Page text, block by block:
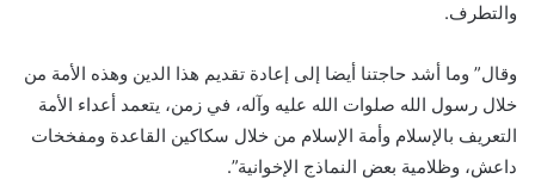
والتطرف.
وقال” وما أشد حاجتنا أيضا إلى إعادة تقديم هذا الدين وهذه الأمة من
خلال رسول الله صلوات الله عليه وآله، في زمن، يتعمد أعداء الأمة
التعريف بالإسلام وأمة الإسلام من خلال سكاكين القاعدة ومفخخات
داعش، وظلامية بعض النماذج الإخوانية”.